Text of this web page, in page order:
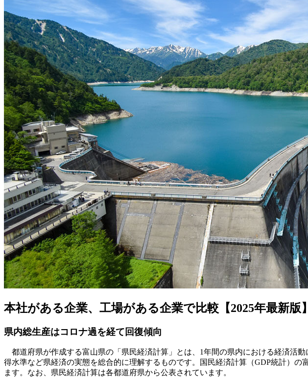
本社がある企業、工場がある企業で比較【2025年最新版】
県内総生産はコロナ過を経て回復傾向
都道府県が作成する富山県の「県民経済計算」とは、1年間の県内における経済活
得水準など県経済の実態を総合的に理解するものです。国民経済計算（GDP統計）
ます。なお、県民経済計算は各都道府県から公表されています。